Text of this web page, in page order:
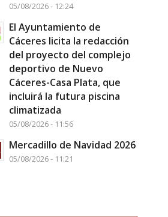
05/08/2026 - 12:24
El Ayuntamiento de
Cáceres licita la redacción
del proyecto del complejo
deportivo de Nuevo
Cáceres-Casa Plata, que
incluirá la futura piscina
climatizada
05/08/2026 - 11:56
Mercadillo de Navidad 2026
05/08/2026 - 11:21